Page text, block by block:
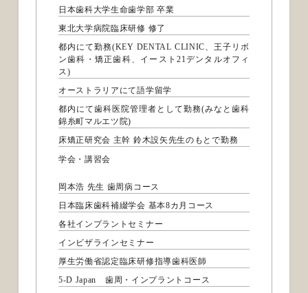
日本歯科大学生命歯学部 卒業
東北大学病院臨床研修 修了
都内にて勤務(KEY DENTAL CLINIC、王子リボ
ン歯科・矯正歯科、イースト21デンタルオフィ
ス)
オーストラリアにて語学留学
都内にて歯科医院管理者として勤務(みなと歯科
錦糸町マルエツ院)
床矯正研究会 主幹 鈴木設矢先生のもとで勤務
学会・講習会
岡本浩 先生 歯周病コース
日本臨床歯科補綴学会 基本8カ月コース
各社インプラントセミナー
インビザラインセミナー
厚生労働省認定臨床研修指導歯科医師
5-D Japan 歯周・インプラントコース